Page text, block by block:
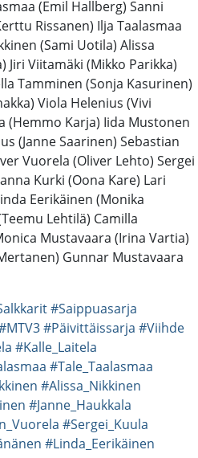
(Emil Hallberg) Sanni
Rissanen) Ilja Taalasmaa
(Sami Uotila) Alissa
Jiri Viitamäki (Mikko Parikka)
Tamminen (Sonja Kasurinen)
Viola Helenius (Vivi
(Hemmo Karja) Iida Mustonen
(Janne Saarinen) Sebastian
Vuorela (Oliver Lehto) Sergei
Kurki (Oona Kare) Lari
Eerikäinen (Monika
Lehtilä) Camilla
Mustavaara (Irina Vartia)
Gunnar Mustavaara
#Saippuasarja
#Päivittäissarja #Viihde
#Kalle_Laitela
#Tale_Taalasmaa
#Alissa_Nikkinen
#Janne_Haukkala
#Sergei_Kuula
#Linda_Eerikäinen